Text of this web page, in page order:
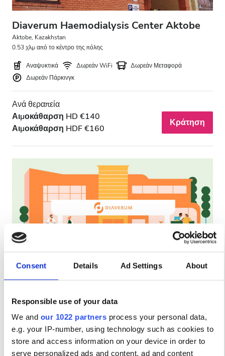
Consent Details Ad Settings About
Responsible use of your data
We and our 1022 partners process your personal data,
e.g. your IP-number, using technology such as cookies to
store and access information on your device in order to
serve personalized ads and content, ad and content
Diaverum Haemodialysis Center Aktobe
Aktobe, Kazakhstan
0.53 χλμ από το κέντρο της πόλης
Αναψυκτικά Δωρεάν WiFi
Δωρεάν Μεταφορά
Δωρεάν Πάρκινγκ
Ανά θεραπεία
Αιμοκάθαρση HD €140
Αιμοκάθαρση HDF €160
Κράτηση
Diaverum Haemodialysis Center Al-Farabi
Almaty, Kazakhstan
Αναψυκτικά Δωρεάν WiFi
Δωρεάν Πάρκινγκ
Ανά θεραπεία